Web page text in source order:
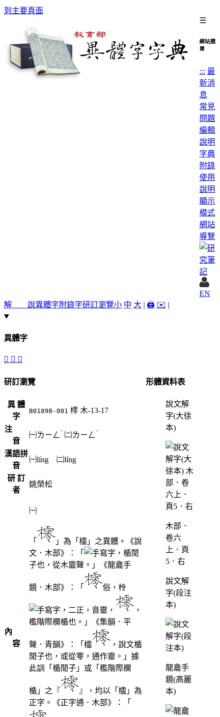
到主要頁面
☰
網站選
單
::: 最
新消
息
常見
問題
編輯
說明
字典
附錄
使用
說明
顯示
模式
網站
導覽
EN
解 說異體字 附錄字研訂瀏覽小 中 大 | 🖨️ ✉️ |
異體字
𢸲 㯪 欞
研訂瀏覽
異 體
字
B01898-001 㯪 木-13-17
注
音
㈠ㄌㄧㄥ ˊ ㈡ㄌㄧㄥ ˊ
漢語拼
音
㈠líng ㈡líng
研 訂
者
姚榮松
內
容
㈠
「
」為「櫺」之異體。《說
文．木部》：「
，楯閒
子也，從木霝聲。」《龍龕手
鏡．木部》：「 俗，柃
，二正，音靈，
，
檻階際欄楯也。」《集韻．平
聲．青韻》：「櫺
，說文楯
閒子也，或從零，通作靈。」據
此訓「楯閒子」或「檻階際欄
楯」之『
』，均以「櫺」為
正字。《正字通．木部》：「
形體資料表
說文解
字(大徐
本)
木部．
卷六
上．頁
5．右
說文解
字(段注
本)
龍龕手
鏡(高麗
本)